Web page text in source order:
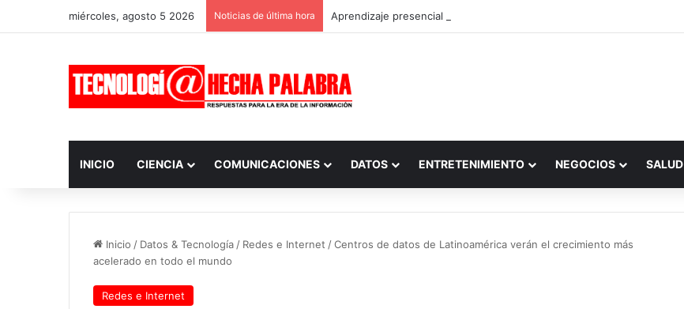
miércoles, agosto 5 2026 Noticias de última hora Aprendizaje presencial vs. por internet
INICIO CIENCIA COMUNICACIONES DATOS ENTRETENIMIENTO NEGOCIOS SALUD
Inicio / Datos & Tecnología / Redes e Internet /Centros de datos de Latinoamérica verán el crecimiento más
acelerado en todo el mundo
Redes e Internet